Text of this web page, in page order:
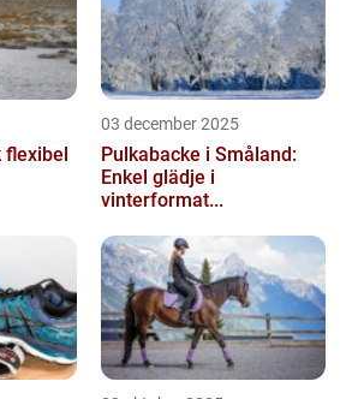
03 december 2025
Pulkabacke i Småland:
Enkel glädje i
vinterformat...